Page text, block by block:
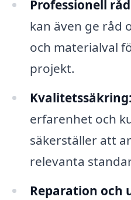
Professionell
kan även ge råd
och materialval
projekt.
Kvalitetssäkring:
erfarenhet och
säkerställer att
relevanta
Reparation och